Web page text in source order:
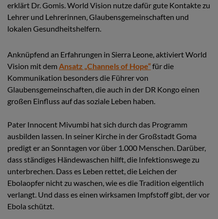
erklärt Dr. Gomis. World Vision nutze dafür gute Kontakte zu
Lehrer und Lehrerinnen, Glaubensgemeinschaften und
lokalen Gesundheitshelfern.
Anknüpfend an Erfahrungen in Sierra Leone, aktiviert World
Vision mit dem Ansatz „Channels of Hope“für die
Kommunikation besonders die Führer von
Glaubensgemeinschaften, die auch in der DR Kongo einen
großen Einfluss auf das soziale Leben haben.
Pater Innocent Mivumbi hat sich durch das Programm
ausbilden lassen. In seiner Kirche in der Großstadt Goma
predigt er an Sonntagen vor über 1.000 Menschen. Darüber,
dass ständiges Händewaschen hilft, die Infektionswege zu
unterbrechen. Dass es Leben rettet, die Leichen der
Ebolaopfer nicht zu waschen, wie es die Tradition eigentlich
verlangt. Und dass es einen wirksamen Impfstoff gibt, der vor
Ebola schützt.